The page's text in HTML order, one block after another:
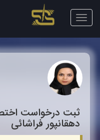
Toggle
navigation
ثبت درخواست
دهقانپور فراشائی